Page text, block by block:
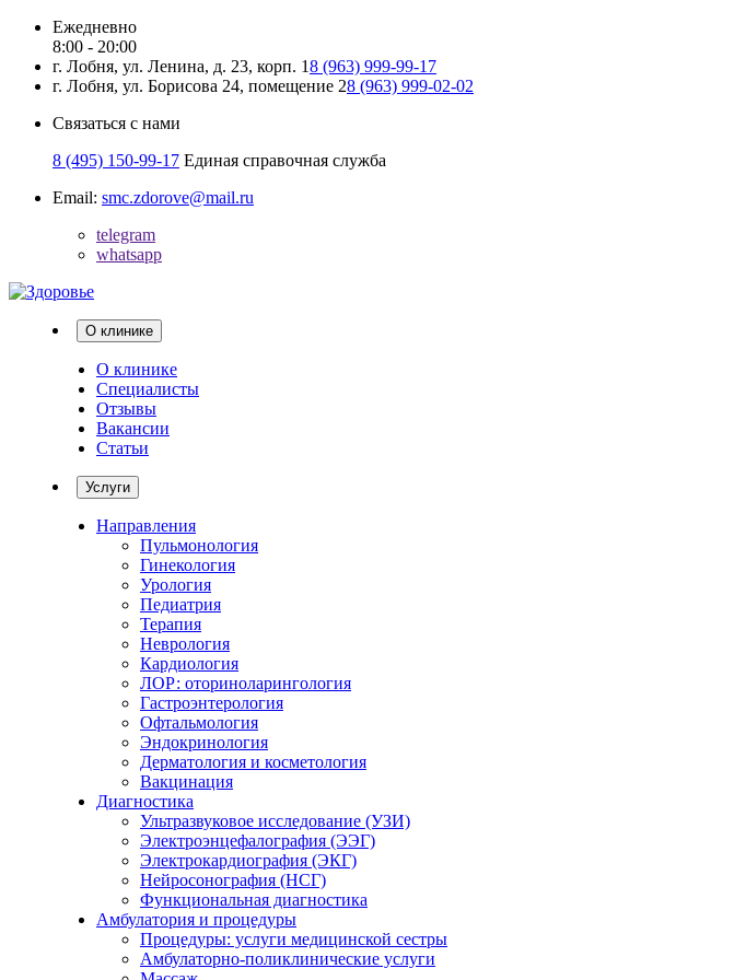
Ежедневно
8:00 - 20:00
г. Лобня, ул. Ленина, д. 23, корп. 18 (963) 999-99-17
г. Лобня, ул. Борисова 24, помещение 28 (963) 999-02-02
Связаться с нами
8 (495) 150-99-17 Единая справочная служба
Email: smc.zdorove@mail.ru
telegram
whatsapp
О клинике
О клинике
Специалисты
Отзывы
Вакансии
Статьи
Услуги
Направления
Пульмонология
Гинекология
Урология
Педиатрия
Терапия
Неврология
Кардиология
ЛОР: оториноларингология
Гастроэнтерология
Офтальмология
Эндокринология
Дерматология и косметология
Вакцинация
Диагностика
Ультразвуковое исследование (УЗИ)
Электроэнцефалография (ЭЭГ)
Электрокардиография (ЭКГ)
Нейросонография (НСГ)
Функциональная диагностика
Амбулатория и процедуры
Процедуры: услуги медицинской сестры
Амбулаторно-поликлинические услуги